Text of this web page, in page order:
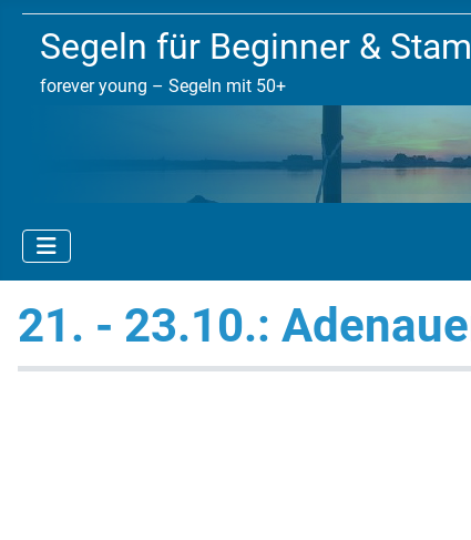
Segeln für Beginner &
forever young – Segeln mit 50+
21. - 23.10.: